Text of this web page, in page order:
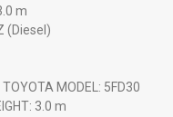
m
(Diesel)
MODEL: 5FD30
3.0 m